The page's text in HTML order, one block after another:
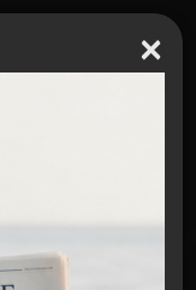
DISTILLERIE !
×